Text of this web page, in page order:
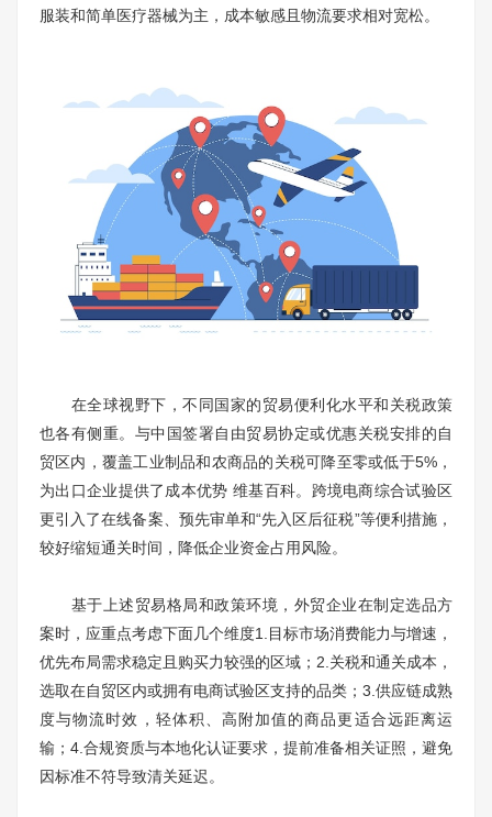
服装和简单医疗器械为主，成本敏感且物流要求相对宽松。
在全球视野下，不同国家的贸易便利化水平和关税政策
也各有侧重。与中国签署自由贸易协定或优惠关税安排的自
贸区内，覆盖工业制品和农商品的关税可降至零或低于5%，
为出口企业提供了成本优势 维基百科。跨境电商综合试验区
更引入了在线备案、预先审单和“先入区后征税”等便利措施，
较好缩短通关时间，降低企业资金占用风险。
基于上述贸易格局和政策环境，外贸企业在制定选品方
案时，应重点考虑下面几个维度1.目标市场消费能力与增速，
优先布局需求稳定且购买力较强的区域；2.关税和通关成本，
选取在自贸区内或拥有电商试验区支持的品类；3.供应链成熟
度与物流时效，轻体积、高附加值的商品更适合远距离运
输；4.合规资质与本地化认证要求，提前准备相关证照，避免
因标准不符导致清关延迟。